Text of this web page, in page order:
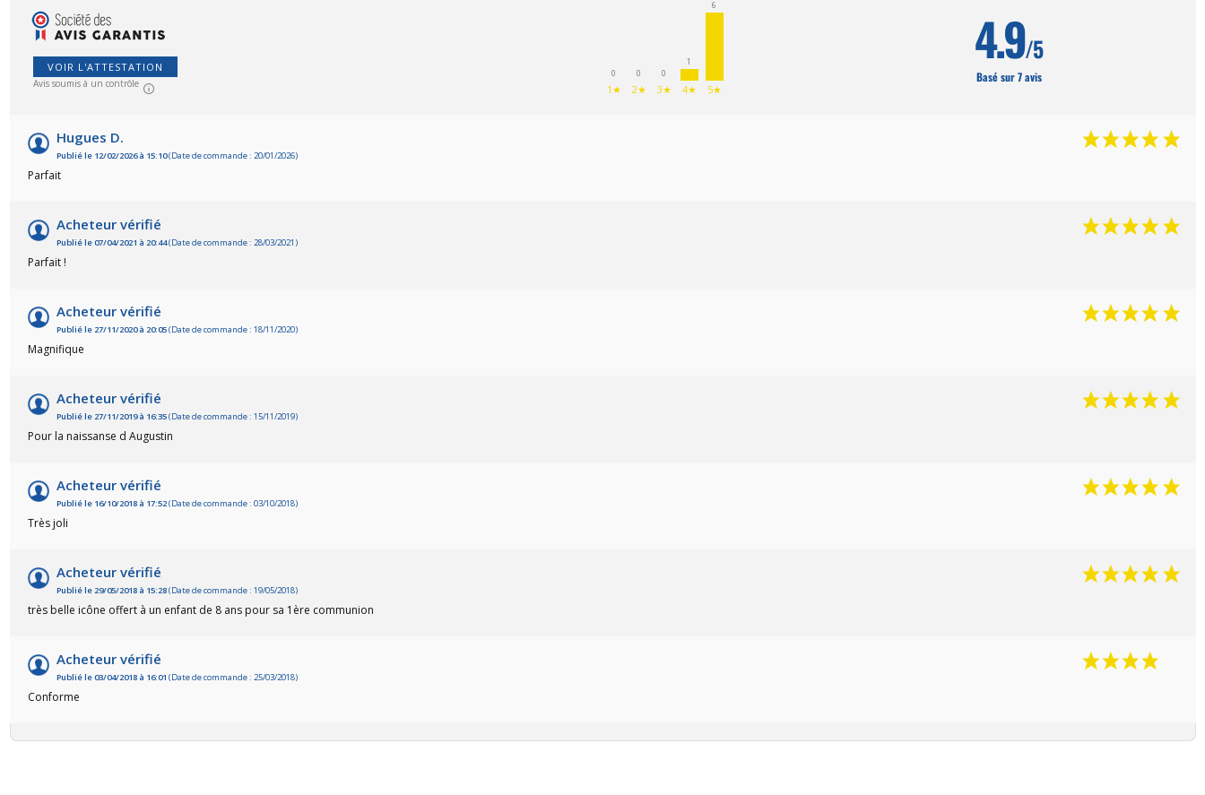
(52 avis)
VOIR L'ATTESTATION
Avis soumis à un contrôle
0
1★
0
2★
0
3★
1
4★
6
5★
4.9/5
Basé sur 7 avis
Hugues D.
Publié le 12/02/2026 à 15:10(Date de commande : 20/01/2026)
Parfait
Acheteur vérifié
Publié le 07/04/2021 à 20:44(Date de commande : 28/03/2021)
Parfait !
Acheteur vérifié
Publié le 27/11/2020 à 20:05(Date de commande : 18/11/2020)
Magnifique
Acheteur vérifié
Publié le 27/11/2019 à 16:35(Date de commande : 15/11/2019)
Pour la naissanse d Augustin
Acheteur vérifié
Publié le 16/10/2018 à 17:52(Date de commande : 03/10/2018)
Très joli
Acheteur vérifié
Publié le 29/05/2018 à 15:28(Date de commande : 19/05/2018)
très belle icône offert à un enfant de 8 ans pour sa 1ère communion
Acheteur vérifié
Publié le 03/04/2018 à 16:01 (Date de commande : 25/03/2018)
Conforme